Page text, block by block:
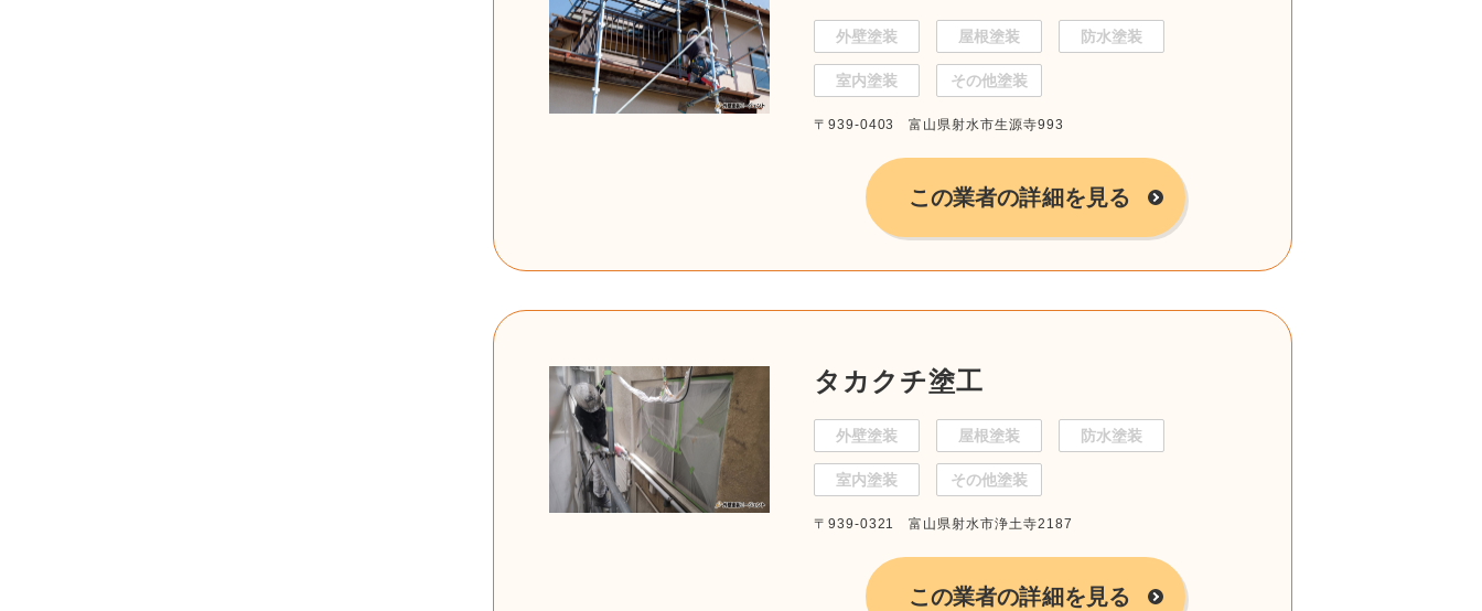
外壁塗装 屋根塗装 防水塗装
室内塗装 その他塗装
〒939-0403 富山県射水市生源寺993
この業者の詳細を見る
タカクチ塗工
外壁塗装 屋根塗装 防水塗装
室内塗装 その他塗装
〒939-0321 富山県射水市浄土寺2187
この業者の詳細を見る